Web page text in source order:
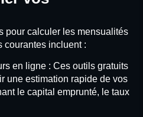
pour calculer les mensualités
courantes incluent :
en ligne : Ces outils gratuits
une estimation rapide de vos
le capital emprunté, le taux